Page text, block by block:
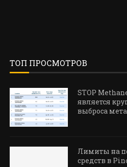
ТОП ПРОСМОТРОВ
STOP
является
выброса
Лимиты на
средств в